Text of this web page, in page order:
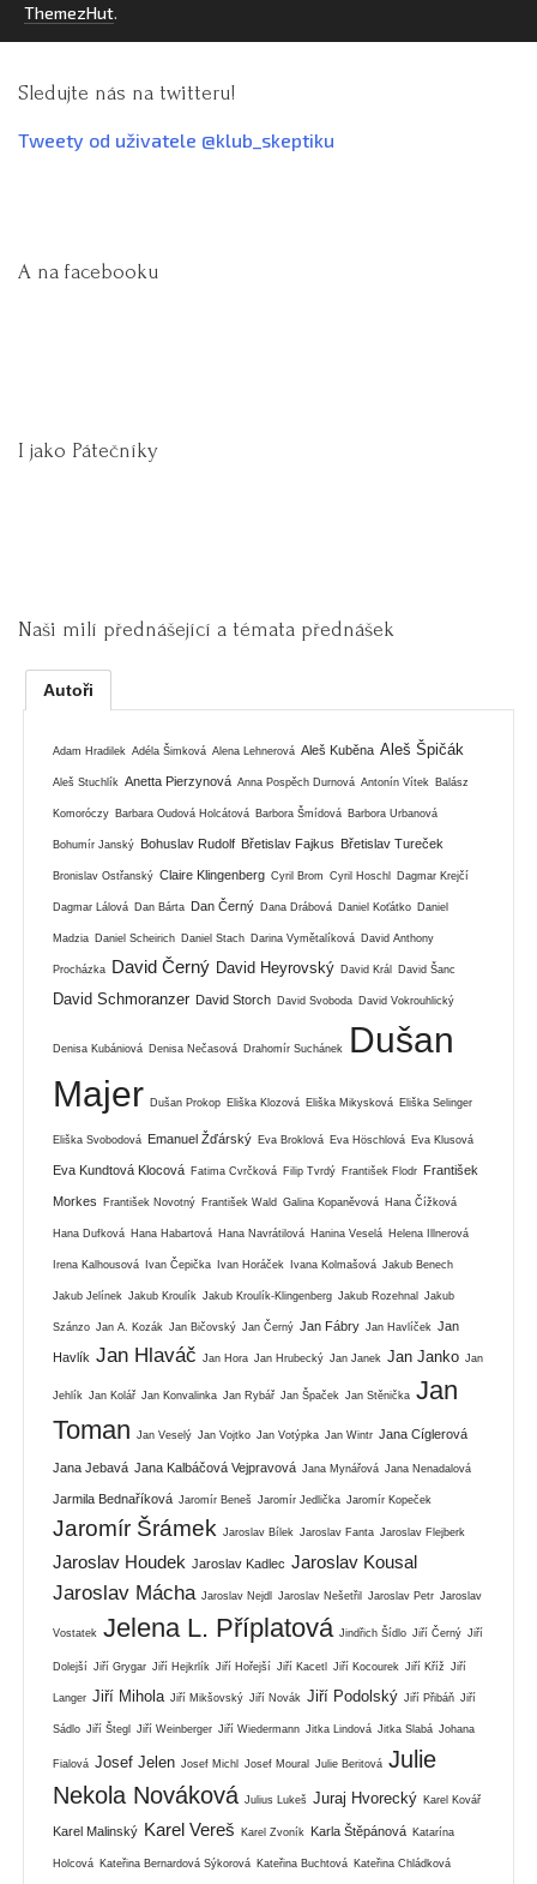
ThemezHut.
Sledujte nás na twitteru!
Tweety od uživatele @klub_skeptiku
A na facebooku
I jako Pátečníky
Naši milí přednášející a témata přednášek
Autoři
Adam Hradilek Adéla Šimková Alena Lehnerová Aleš Kuběna Aleš Špičák
Aleš Stuchlík Anetta Pierzynová Anna Pospěch Durnová Antonín Vítek Balász
Komoróczy Barbara Oudová Holcátová Barbora Šmídová Barbora Urbanová
Bohumír Janský Bohuslav Rudolf Břetislav Fajkus Břetislav Tureček
Bronislav Ostřanský Claire Klingenberg Cyril Brom Cyril Hoschl Dagmar Krejčí
Dagmar Lálová Dan Bárta Dan Černý Dana Drábová Daniel Koťátko Daniel
Madzia Daniel Scheirich Daniel Stach Darina Vymětalíková David Anthony
Procházka David Černý David Heyrovský David Král David Šanc
David Schmoranzer David Storch David Svoboda David Vokrouhlický
Denisa Kubániová Denisa Nečasová Drahomír Suchánek
Dušan
Majer Dušan Prokop Eliška Klozová Eliška Mikysková Eliška Selinger
Eliška Svobodová Emanuel Žďárský Eva Broklová Eva Höschlová Eva Klusová
Eva Kundtová Klocová Fatima Cvrčková Filip Tvrdý František Flodr František
Morkes František Novotný František Wald Galina Kopaněvová Hana Čížková
Hana Dufková Hana Habartová Hana Navrátilová Hanina Veselá Helena Illnerová
Irena Kalhousová Ivan Čepička Ivan Horáček Ivana Kolmašová Jakub Benech
Jakub Jelínek Jakub Kroulík Jakub Kroulík-Klingenberg Jakub Rozehnal Jakub
Szánzo Jan A. Kozák Jan Bičovský Jan Černý Jan Fábry Jan Havlíček Jan
Havlík Jan Hlaváč Jan Hora Jan Hrubecký Jan Janek Jan Janko Jan
Jehlík Jan Kolář Jan Konvalinka Jan Rybář Jan Špaček Jan Stěnička Jan
Toman
Jan Veselý Jan Vojtko Jan Votýpka Jan Wintr Jana Cíglerová
Jana Jebavá Jana Kalbáčová Vejpravová Jana Mynářová Jana Nenadalová
Jarmila Bednaříková Jaromír Beneš Jaromír Jedlička Jaromír Kopeček
Jaromír Šrámek Jaroslav Bílek Jaroslav Fanta Jaroslav Flejberk
Jaroslav Houdek Jaroslav Kadlec Jaroslav Kousal
Jaroslav Mácha Jaroslav Nejdl Jaroslav Nešetřil Jaroslav Petr Jaroslav
Vostatek Jelena L. Příplatová Jindřich Šídlo Jiří Černý Jiří
Dolejší Jiří Grygar Jiří Hejkrlík Jiří Hořejší Jiří Kacetl Jiří Kocourek Jiří Kříž Jiří
Langer Jiří Mihola Jiří Mikšovský Jiří Novák Jiří Podolský Jiří Přibáň Jiří
Sádlo Jiří Štegl Jiří Weinberger Jiří Wiedermann Jitka Lindová Jitka Slabá Johana
Fialová Josef Jelen Josef Michl Josef Moural Julie Beritová Julie
Nekola Nováková Julius Lukeš Juraj Hvorecký Karel Kovář
Karel Malinský Karel Vereš Karel Zvoník Karla Štěpánová Katarína
Holcová Kateřina Bernardová Sýkorová Kateřina Buchtová Kateřina Chládková